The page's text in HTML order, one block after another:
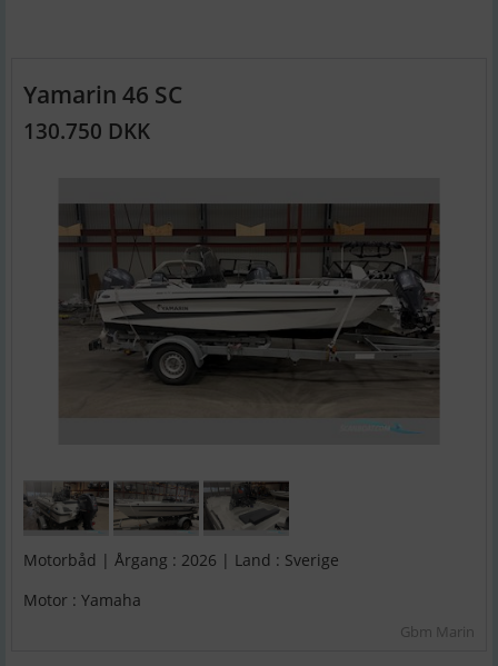
Yamarin 46 SC
130.750 DKK
Motorbåd | Årgang : 2026 | Land : Sverige
Motor : Yamaha
Gbm Marin